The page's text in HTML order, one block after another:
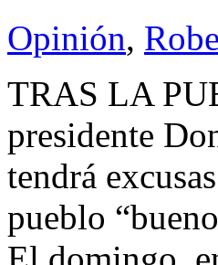
Opinión,
TRAS LA
presidente
tendrá
pueblo